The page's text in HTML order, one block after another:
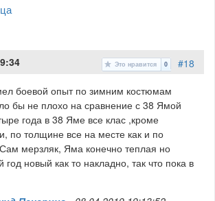
#18
Это нравится 0
боевой опыт по зимним костюмам
бы не плохо на сравнение с 38 Ямой
года в 38 Яме все клас ,кроме
по толщине все на месте как и по
мерзляк, Яма конечно теплая но
год новый как то накладно, так что пока в